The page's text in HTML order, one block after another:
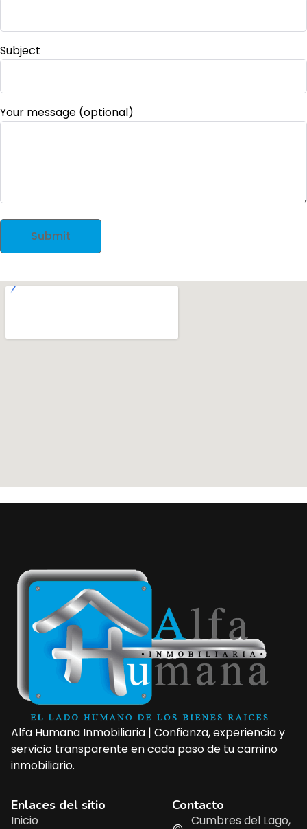
Subject
Your message (optional)
Alfa Humana Inmobiliaria | Confianza, experiencia y
servicio transparente en cada paso de tu camino
inmobiliario.
Enlaces del sitio
Inicio
Contacto
Cumbres del Lago,